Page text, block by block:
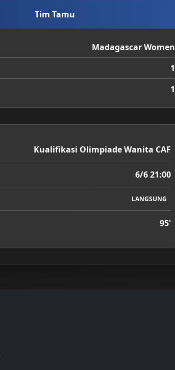
Tim Tamu
Madagascar Women
1
1
Kualifikasi Olimpiade Wanita CAF
6/6 21:00
LANGSUNG
95'